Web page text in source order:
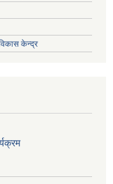
विकास केन्द्र